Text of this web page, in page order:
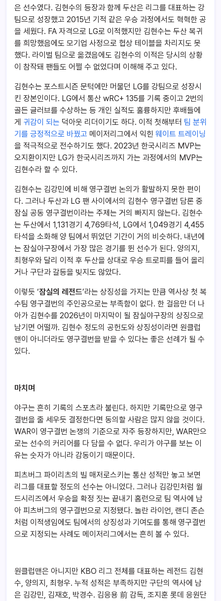
은 선수였다. 김현수의 등장과 함께 두산은 리그를 대표하는 강
팀으로 성장했고 2015년 기적 같은 우승 과정에서도 혁혁한 공
을 세웠다. FA 자격으로 LG로 이적했지만 김현수는 두산 복귀
를 희망했음에도 모기업 사정으로 협상 테이블을 차리지도 못
했다. 라이벌 팀으로 옮겼음에도 김현수의 이적은 당시의 상황
이 참작돼 팬들도 어쩔 수 없었다며 이해해 주고 있다.
김현수는 포스트시즌 문턱에만 머물던 LG를 강팀으로 성장시
킨 장본인이다. LG에서 통산 wRC+ 135를 기록 중이고 2번의
골든 글러브를 수상하는 등 개인 실적도 훌륭하지만 후배들에
게 귀감이 되는 덕아웃 리더이기도 하다. 이적 첫해부터 팀 분위
기를 긍정적으로 바꿨고 메이저리그에서 익힌 웨이트 트레이닝
을 적극적으로 전수하기도 했다. 2023년 한국시리즈 MVP는
오지환이지만 LG가 한국시리즈까지 가는 과정에서의 MVP는
김현수라 할 수 있다.
김현수는 김강민에 비해 영구결번 논의가 활발하지 못한 편이
다. 그러나 두산과 LG 팬 사이에서의 김현수 영구결번 담론 중
잠실 공동 영구결번이라는 주제는 거의 빠지지 않는다. 김현수
는 두산에서 1,131경기 4,769타석, LG에서 1,049경기 4,455
타석을 소화해 양 팀에서 뛰었던 기간이 거의 비슷하다. 내년에
는 잠실야구장에서 가장 많은 경기를 뛴 선수가 된다. 양의지,
최형우와 달리 이적 후 두산을 상대로 우승 트로피를 들어 올리
거나 구단과 갈등을 빚지도 않았다.
이렇듯 ‘잠실의 레전드’라는 상징성을 가지는 만큼 역사상 첫 복
수팀 영구결번의 주인공으로는 부족함이 없다. 한 걸음만 더 나
아가 김현수를 2026년이 마지막이 될 잠실야구장의 상징으로
남기면 어떨까. 김현수 정도의 공헌도와 상징성이라면 원클럽
맨이 아니더라도 영구결번을 받을 수 있다는 좋은 선례가 될 수
있다.
마치며
야구는 흔히 기록의 스포츠라 불린다. 하지만 기록만으로 영구
결번을 줄 세우듯 결정한다면 동의할 사람은 많지 않을 것이다.
WAR이 영구결번 논쟁의 기준으로 자주 등장하지만, WAR만으
로는 선수의 커리어를 다 담을 수 없다. 우리가 야구를 보는 이
유는 숫자가 아니라 감동이기 때문이다.
피츠버그 파이리츠의 빌 매저로스키는 통산 성적만 놓고 보면
리그를 대표할 정도의 선수는 아니었다. 그러나 김강민처럼 월
드시리즈에서 우승을 확정 짓는 끝내기 홈런으로 팀 역사에 남
아 피츠버그의 영구결번으로 지정됐다. 놀란 라이언, 랜디 존슨
처럼 이적생임에도 팀에서의 상징성과 기여도를 통해 영구결번
으로 지정되는 사례도 메이저리그에서는 흔히 볼 수 있다.
원클럽맨은 아니지만 KBO 리그 전체를 대표하는 레전드 김현
수, 양의지, 최형우. 누적 성적은 부족하지만 구단의 역사에 남
은 김강민, 김재호, 박경수. 김응용 前 감독, 조지훈 롯데 응원단